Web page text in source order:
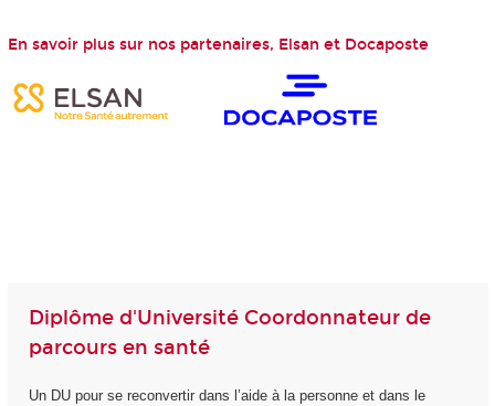
En savoir plus sur nos partenaires, Elsan et Docaposte
Diplôme d'Université Coordonnateur de
parcours en santé
Un DU pour se reconvertir dans l’aide à la personne et dans le